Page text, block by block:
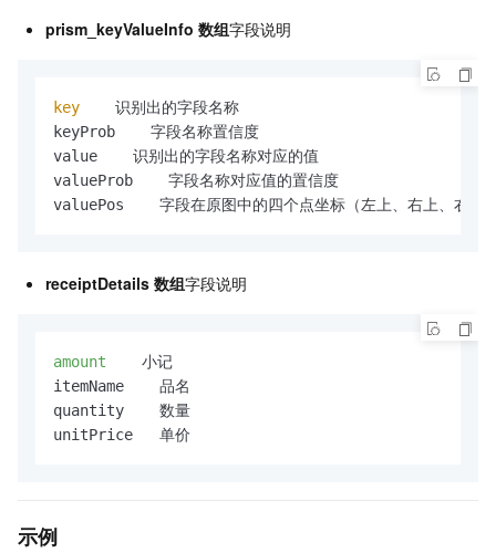
prism_keyValueInfo 数组字段说明
key
    识别出的字段名称
keyProb    字段名称置信度
value    识别出的字段名称对应的值
valueProb    字段名称对应值的置信度
receiptDetails 数组字段说明
amount
    小记
itemName    品名
quantity    数量
示例